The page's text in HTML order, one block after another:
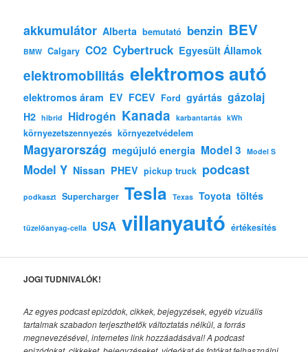
akkumulátor Alberta bemutató benzin BEV
BMW Calgary CO2 Cybertruck Egyesült Államok
elektromobilitás elektromos autó
elektromos áram EV FCEV Ford gyártás gázolaj
H2 hibrid Hidrogén Kanada karbantartás kWh
környezetszennyezés környezetvédelem
Magyarország megújuló energia Model 3 Model S
Model Y Nissan PHEV pickup truck podcast
podkaszt Supercharger Tesla Texas Toyota töltés
tüzelőanyag-cella USA villanyautó értékesítés
JOGI TUDNIVALÓK!
Az egyes podcast epizódok, cikkek, bejegyzések, egyéb vizuális
tartalmak szabadon terjeszthetők változtatás nélkül, a forrás
megnevezésével, internetes link hozzáadásával!A podcast